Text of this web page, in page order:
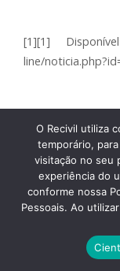
[1][1]
line/
Letícia Franco
pela
graduada e
Município de
Nacional.
2007 é Oficial
O Recivil utiliza
temporário,
visitação no seu
experiência do
conforme nossa
Pessoais. Ao